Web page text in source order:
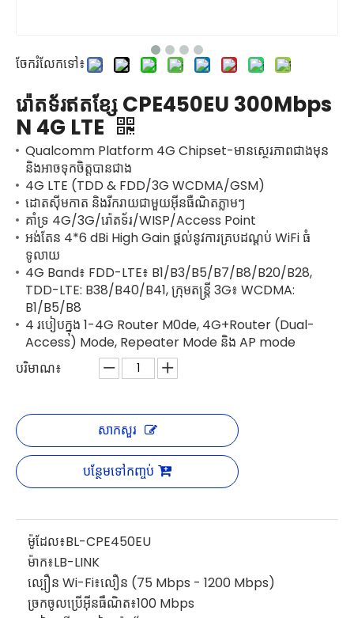
ចែករំលែកទៅ៖
រ៉ោតទ័រឥតខ្សែ CPE450EU 300Mbps
N 4G LTE
Qualcomm Platform 4G Chipset-មានស្ថេរភាពជាងមុន
និងអាចទុកចិត្តបានជាង
4G LTE (TDD & FDD/3G WCDMA/GSM)
ដោតស៊ីមកាត និងរីករាយជាមួយអ៊ីនធឺណិតភ្លាមៗ
គាំទ្រ 4G/3G/រ៉ោតទ័រ/WISP/Access Point
អង់តែន 4*6 dBi High Gain ផ្តល់នូវការគ្របដណ្តប់ WiFi ធំ
ទូលាយ
4G Band៖ FDD-LTE៖ B1/B3/B5/B7/B8/B20/B28,
TDD-LTE: B38/B40/B41, ក្រុមតន្រ្តី 3G៖ WCDMA:
B1/B5/B8
4 របៀបក្នុង 1-4G Router M0de, 4G+Router (Dual-
Access) Mode, Repeater Mode និង AP mode
បរិមាណ៖
សាកសួរ
បន្ថែមទៅកញ្ចប់
ម៉ូដែល៖BL-CPE450EU
ម៉ាក៖LB-LINK
ល្បឿន Wi-Fi៖លឿន (75 Mbps - 1200 Mbps)
ច្រកចូលប្រើអ៊ីនធឺណិត៖100 Mbps